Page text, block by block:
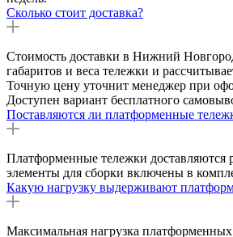
Сколько стоит доставка?
Стоимость доставки в Нижний
габаритов и веса тележки и
Точную цену уточнит менеджер при
Доступен вариант бесплатного
Поставляются ли платформенные
Платформенные тележки доставляются
элементы для сборки включены в
Какую нагрузку выдерживают
Максимальная нагрузка платформенных